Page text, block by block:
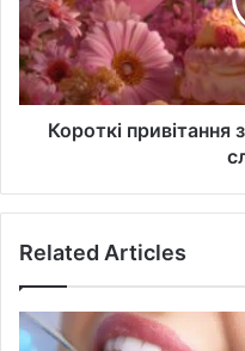
своїми
словами
Короткі
Related Articles